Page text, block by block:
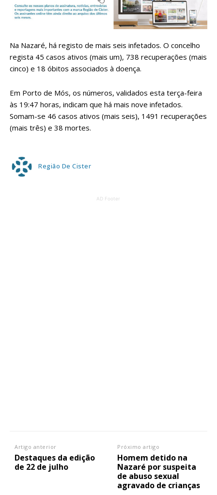
Na Nazaré, há registo de mais seis infetados. O concelho
regista 45 casos ativos (mais um), 738 recuperações (mais
cinco) e 18 óbitos associados à doença.
Em Porto de Mós, os números, validados esta terça-feira
às 19:47 horas, indicam que há mais nove infetados.
Somam-se 46 casos ativos (mais seis), 1491 recuperações
(mais três) e 38 mortes.
Região De Cister
AD Footer
Artigo anterior
Destaques da edição
de 22 de julho
Próximo artigo
Homem detido na
Nazaré por suspeita
de abuso sexual
agravado de crianças